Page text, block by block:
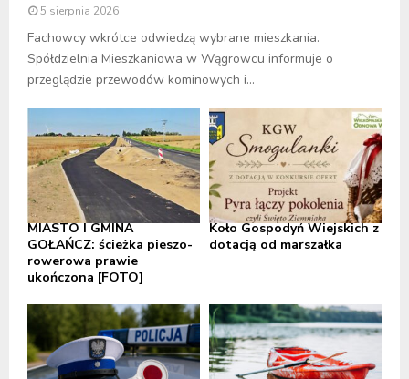
5 sierpnia 2026
Fachowcy wkrótce odwiedzą wybrane mieszkania.
Spółdzielnia Mieszkaniowa w Wągrowcu informuje o
przeglądzie przewodów kominowych i...
MIASTO I GMINA
GOŁAŃCZ: ścieżka pieszo-
rowerowa prawie
ukończona [FOTO]
Koło Gospodyń Wiejskich z
dotacją od marszałka